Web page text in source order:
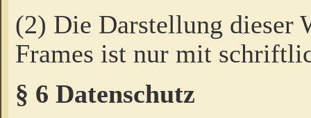
(2) Die Darstellung dieser
Frames ist nur mit
§ 6 Datenschutz